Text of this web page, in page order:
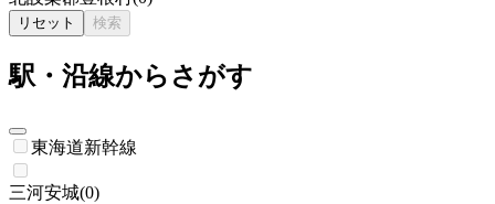
リセット 検索
駅・沿線からさがす
東海道新幹線
三河安城(0)